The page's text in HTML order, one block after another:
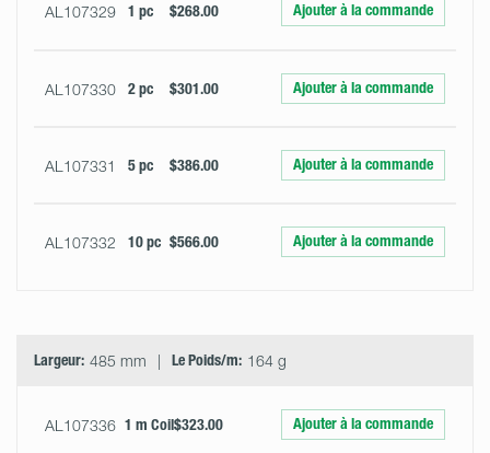
AL107329 1 pc $268.00 Ajouter à la commande
AL107330 2 pc $301.00 Ajouter à la commande
AL107331 5 pc $386.00 Ajouter à la commande
AL107332 10 pc $566.00 Ajouter à la commande
Largeur: 485 mm Le Poids/m: 164 g
AL107336 1 m Coil$323.00 Ajouter à la commande